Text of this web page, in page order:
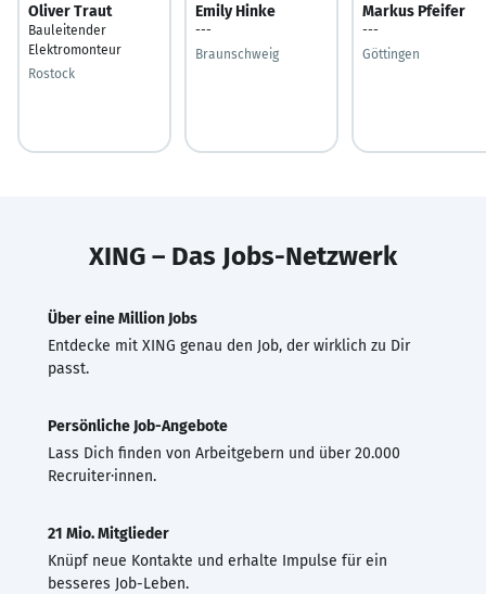
Oliver Traut
Bauleitender
Elektromonteur
Rostock
Emily Hinke
---
Braunschweig
Markus Pfeifer
---
Göttingen
XING – Das Jobs-Netzwerk
Über eine Million Jobs
Entdecke mit XING genau den Job, der wirklich zu Dir
passt.
Persönliche Job-Angebote
Lass Dich finden von Arbeitgebern und über 20.000
Recruiter·innen.
21 Mio. Mitglieder
Knüpf neue Kontakte und erhalte Impulse für ein
besseres Job-Leben.